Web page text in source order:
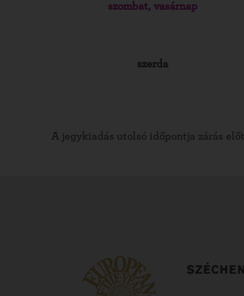
szombat, vasárnap
szerda
A jegykiadás utolsó időpontja zárás